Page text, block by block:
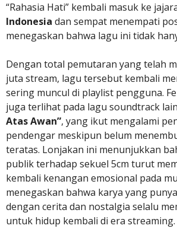
“Rahasia Hati” kembali masuk ke
Indonesia dan sempat menempati
menegaskan bahwa lagu ini tidak
Dengan total pemutaran yang telah
juta stream, lagu tersebut kembali
sering muncul di playlist pengguna.
juga terlihat pada lagu soundtrack
Atas Awan”, yang ikut mengalami
pendengar meskipun belum
teratas. Lonjakan ini menunjukkan
publik terhadap sekuel 5cm turut
kembali kenangan emosional pada
menegaskan bahwa karya yang
dengan cerita dan nostalgia selalu
untuk hidup kembali di era streaming.